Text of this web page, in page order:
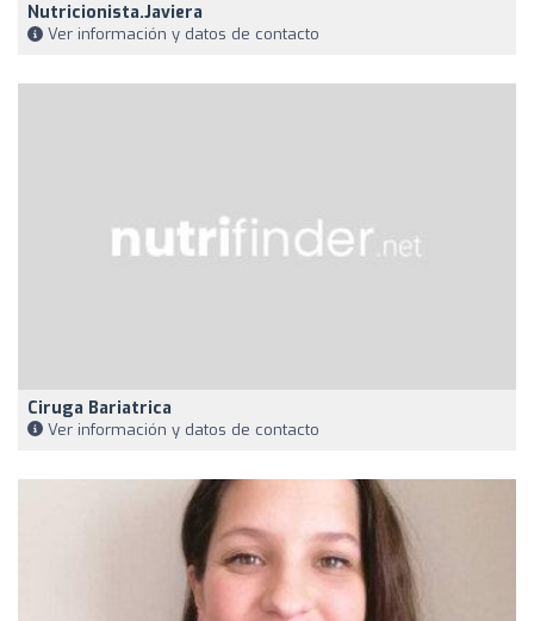
Nutricionista.javiera
Ver información y datos de contacto
Ciruga Bariatrica
Ver información y datos de contacto